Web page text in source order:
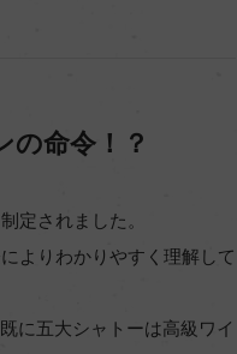
命令！？
定されました。
よりわかりやすく理解して
に五大シャトーは高級ワイ